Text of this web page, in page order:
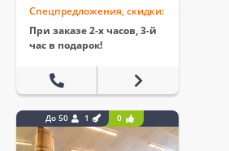
Спецпредложения, скидки:
При заказе 2-х часов, 3-й
час в подарок!
До 50 1 0